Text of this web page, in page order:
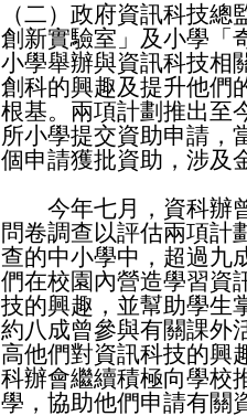
（二）政府資訊科技
創新實驗室」及小學「
小學舉辦與資訊科技相
創科的興趣及提升他們
根基。兩項計劃推出至
所小學提交資助申請，
個申請獲批資助，涉及
今年七月，資科辦曾
問卷調查以評估兩項計
查的中小學中，超過九
們在校園內營造學習資
技的興趣，並幫助學生
約八成曾參與有關課外
高他們對資訊科技的興
科辦會繼續積極向學校
學，協助他們申請有關